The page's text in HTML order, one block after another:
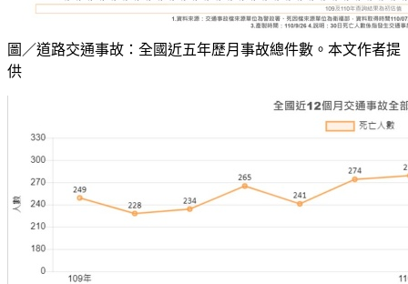
圖／道路交通事故：全國近五年歷月事故總件數。本文作者提
供